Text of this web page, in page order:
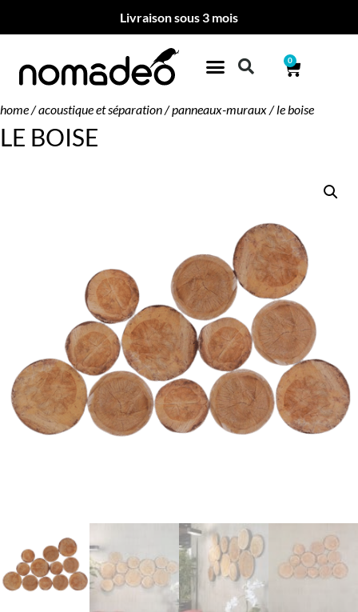
Livraison sous 3 mois
0
home/acoustique et séparation/panneaux-muraux/ le boise
LE BOISE